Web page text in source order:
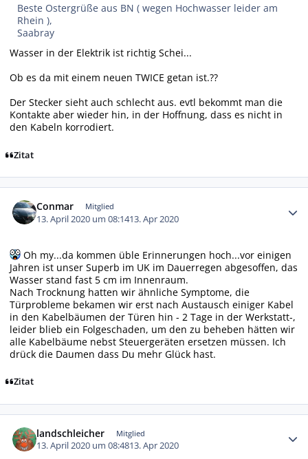
Beste Ostergrüße aus BN ( wegen Hochwasser leider am
Rhein ),
Saabray
Wasser in der Elektrik ist richtig Schei...
Ob es da mit einem neuen TWICE getan ist.??
Der Stecker sieht auch schlecht aus. evtl bekommt man die
Kontakte aber wieder hin, in der Hoffnung, dass es nicht in
den Kabeln korrodiert.
Zitat
Conmar Mitglied
13. April 2020 um 08:1413. Apr 2020
Oh my...da kommen üble Erinnerungen hoch...vor einigen
Jahren ist unser Superb im UK im Dauerregen abgesoffen, das
Wasser stand fast 5 cm im Innenraum.
Nach Trocknung hatten wir ähnliche Symptome, die
Türprobleme bekamen wir erst nach Austausch einiger Kabel
in den Kabelbäumen der Türen hin - 2 Tage in der Werkstatt-,
leider blieb ein Folgeschaden, um den zu beheben hätten wir
alle Kabelbäume nebst Steuergeräten ersetzen müssen. Ich
drück die Daumen dass Du mehr Glück hast.
Zitat
landschleicher Mitglied
13. April 2020 um 08:4813. Apr 2020